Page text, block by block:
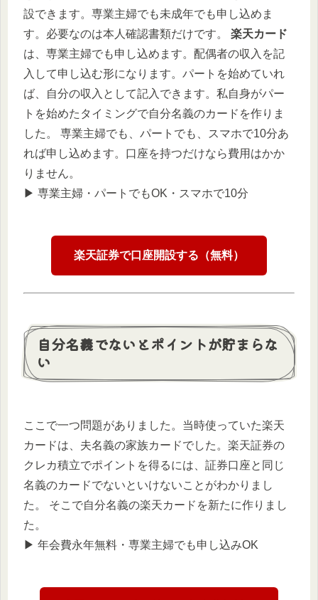
設できます。専業主婦でも未成年でも申し込めま
す。必要なのは本人確認書類だけです。 楽天カード
は、専業主婦でも申し込めます。配偶者の収入を記
入して申し込む形になります。パートを始めていれ
ば、自分の収入として記入できます。私自身がパー
トを始めたタイミングで自分名義のカードを作りま
した。 専業主婦でも、パートでも、スマホで10分あ
れば申し込めます。口座を持つだけなら費用はかか
りません。
▶︎ 専業主婦・パートでもOK・スマホで10分
楽天証券で口座開設する（無料）
自分名義でないとポイントが貯まらな
い
ここで一つ問題がありました。当時使っていた楽天
カードは、夫名義の家族カードでした。楽天証券の
クレカ積立でポイントを得るには、証券口座と同じ
名義のカードでないといけないことがわかりまし
た。 そこで自分名義の楽天カードを新たに作りまし
た。
▶︎ 年会費永年無料・専業主婦でも申し込みOK